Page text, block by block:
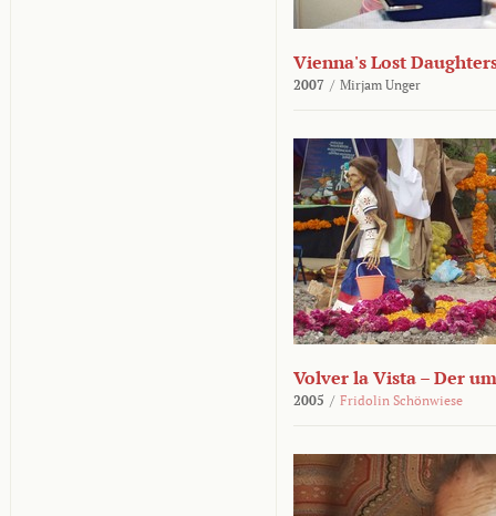
Vienna's Lost
2007 / Mirjam Unger
Volver la Vista – Der
2005 / Fridolin Schönwiese